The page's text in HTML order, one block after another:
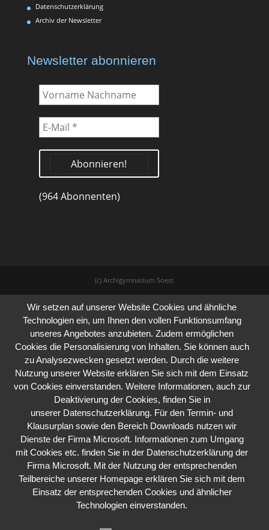
Datenschutzerklärung
Archiv der Newsletter
Newsletter abonnieren
Vorname
Nachname
E-
Mail
(964 Abonnenten)
(c) Archigymnasium Soest
Wir setzen auf unserer Website Cookies und ähnliche
Technologien ein, um Ihnen den vollen Funktionsumfang
unseres Angebotes anzubieten. Zudem ermöglichen
Cookies die Personalisierung von Inhalten. Sie können auch
zu Analysezwecken gesetzt werden. Durch die weitere
Nutzung unserer Website erklären Sie sich mit dem Einsatz
von Cookies einverstanden. Weitere Informationen, auch zur
Deaktivierung der Cookies, finden Sie in
unserer Datenschutzerklärung. Für den Termin- und
Klausurplan sowie den Bereich Downloads nutzen wir
Dienste der Firma Microsoft. Informationen zum Umgang
mit Cookies etc. finden Sie in der Datenschutzerklärung der
Firma Microsoft. Mit der Nutzung der entsprechenden
Teilbereiche unserer Homepage erklären Sie sich mit dem
Einsatz der entsprechenden Cookies und ähnlicher
Technologien einverstanden.